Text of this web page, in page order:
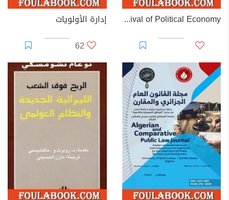
The Missing Measure: A Contribution to the Revival of Political Economy
إدارة الأولويات
62